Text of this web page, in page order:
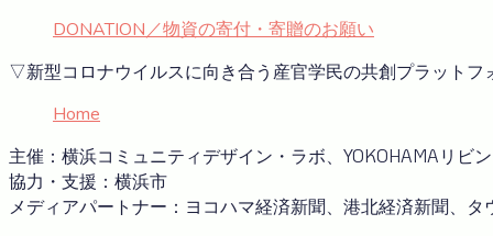
DONATION／物資の寄付・寄贈のお願い
▽新型コロナウイルスに向き合う産官学⺠の共創プラットフ
Home
主催：横浜コミュニティデザイン・ラボ、YOKOHAMAリビ
協力・支援：横浜市
メディアパートナー：ヨコハマ経済新聞、港北経済新聞、タ